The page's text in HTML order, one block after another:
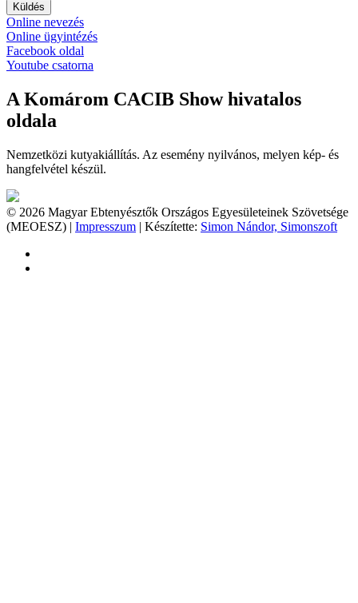
Küldés
Online nevezés
Online ügyintézés
Facebook oldal
Youtube csatorna
A Komárom CACIB Show hivatalos
oldala
Nemzetközi kutyakiállítás. Az esemény nyilvános, melyen kép- és
hangfelvétel készül.
© 2026 Magyar Ebtenyésztők Országos Egyesületeinek Szövetsége
(MEOESZ) | Impresszum | Készítette: Simon Nándor, Simonszoft